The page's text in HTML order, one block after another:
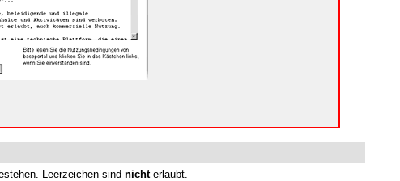
Leerzeichen sind nichterlaubt.